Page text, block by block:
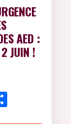
AED :
JUIN !